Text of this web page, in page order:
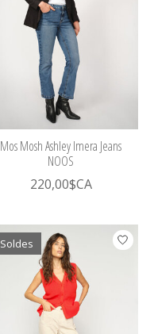
Mos Mosh Ashley Imera Jeans
NOOS
220,00$CA
Soldes